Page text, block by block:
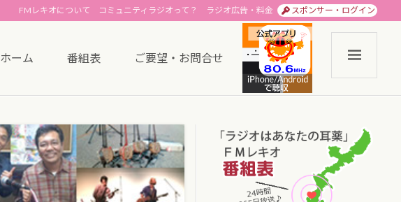
スポンサー・ログイン
ラジオ広告・料金
コミュニティラジオって？
FMレキオについて
ホーム 番組表 ご要望・お問合せ